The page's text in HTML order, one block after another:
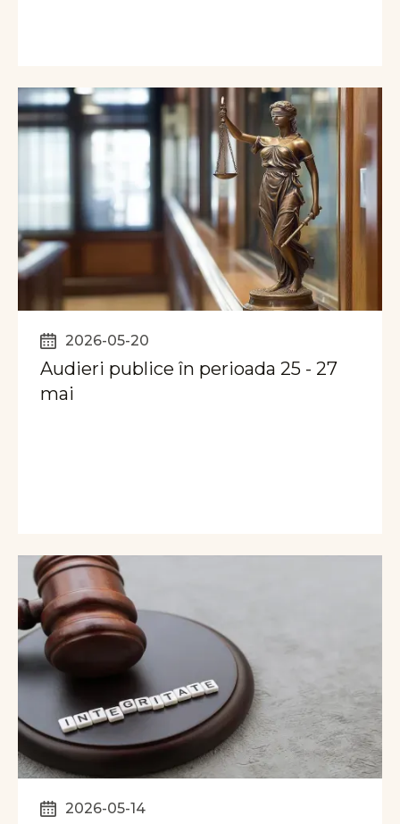
2026-05-20
Audieri publice în perioada 25 - 27
mai
2026-05-14